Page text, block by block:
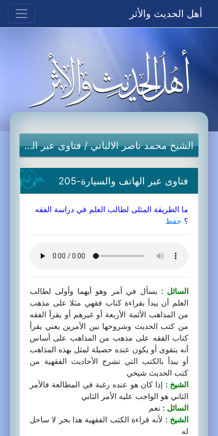
أهل الحديث والأثر
الشيخ محمد ناصر الالباني/فتاوى عبر الهاتف والسيارة
فتاوى عبر الهاتف والسيارة-205
ما الطريقة المثلى لطالب العلم في دراسة الفقه
؟ حفظ
السائل : يسأل في أمر وهو أيهما وأولى لطالب
العلم أن يبدأ بقراءة كتاب فقهي مثلا على مذهب
من المذاهب الأئمة الأربعة أو غيرهم أو يقرأ الفقه
من كتب الحديث وشروحها بين الأمرين يعني يقرأ
كتاب الفقه على مذهب من المذاهب على أساس
أنه يتقوى أو يكون عنده حصيلة لمثل بهذه المذاهب
أو يبدأ بالكتب التي تشرح الأحاديث الفقهية من
كتب الحديث شيخي
الشيخ : إذا كان هو عنده رغبة في المطالعة فالأمر
الثاني هو الواجب عليه الأمر الثاني
السائل : نعم
الشيخ : لأنه قراءة الكتب الفقهية هذا بحر لا ساحل
له